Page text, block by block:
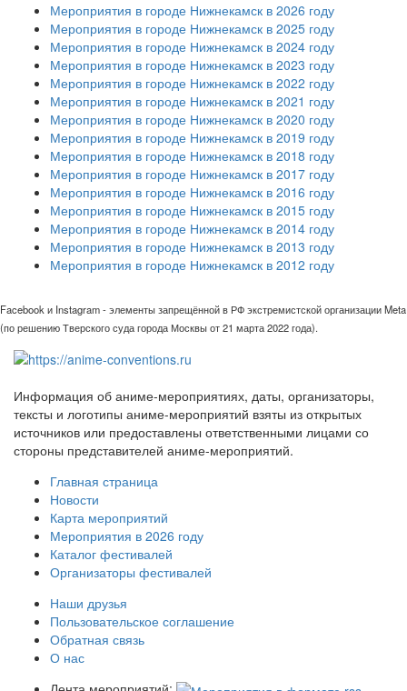
Мероприятия в городе Нижнекамск в 2026 году
Мероприятия в городе Нижнекамск в 2025 году
Мероприятия в городе Нижнекамск в 2024 году
Мероприятия в городе Нижнекамск в 2023 году
Мероприятия в городе Нижнекамск в 2022 году
Мероприятия в городе Нижнекамск в 2021 году
Мероприятия в городе Нижнекамск в 2020 году
Мероприятия в городе Нижнекамск в 2019 году
Мероприятия в городе Нижнекамск в 2018 году
Мероприятия в городе Нижнекамск в 2017 году
Мероприятия в городе Нижнекамск в 2016 году
Мероприятия в городе Нижнекамск в 2015 году
Мероприятия в городе Нижнекамск в 2014 году
Мероприятия в городе Нижнекамск в 2013 году
Мероприятия в городе Нижнекамск в 2012 году
Facebook и Instagram - элементы запрещённой в РФ экстремистской организации Meta
(по решению Тверского суда города Москвы от 21 марта 2022 года).
Информация об аниме-мероприятиях, даты, организаторы,
тексты и логотипы аниме-мероприятий взяты из открытых
источников или предоставлены ответственными лицами со
стороны представителей аниме-мероприятий.
Главная страница
Новости
Карта мероприятий
Мероприятия в 2026 году
Каталог фестивалей
Организаторы фестивалей
Наши друзья
Пользовательское соглашение
Обратная связь
О нас